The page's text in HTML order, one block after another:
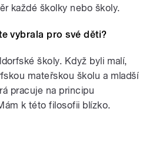
každé školky nebo školy.
vybrala pro své děti?
školy. Když byli malí,
mateřskou školu a mladší
pracuje na principu
k této filosofii blízko.